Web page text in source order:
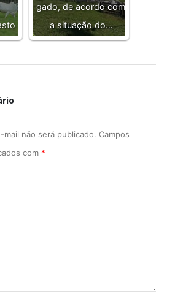
gado, de acordo com
a situação do…
não será publicado. Campos
com *